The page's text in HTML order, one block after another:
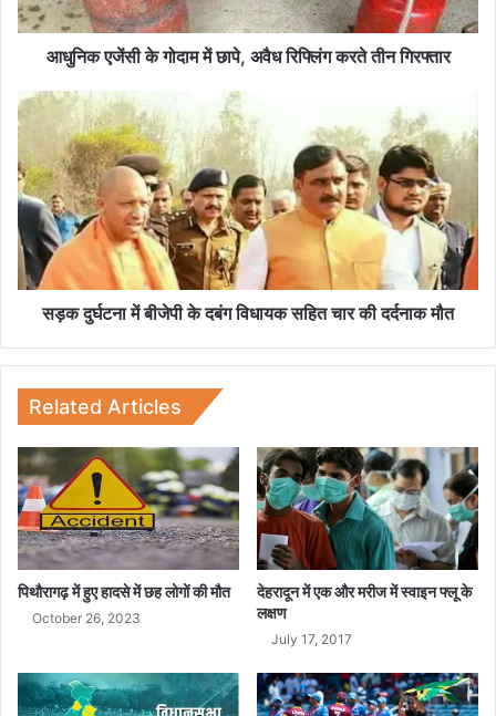
के
गो
में
छा
पे
,
अ
ध
रि
फ्लिं
न
गि
र
फ्ता
र
आधुनिक एजेंसी के गोदाम में छापे, अवैध रिफ्लिंग करते तीन गिरफ्तार
स
ड़
दु
र्घ
ना
में
बी
ग
वि
धा
य
क
स
हि
त
द
र्द
सड़क दुर्घटना में बीजेपी के दबंग विधायक सहित चार की दर्दनाक मौत
Related Articles
पिथौरागढ़ में हुए हादसे में छह लोगों की मौत
October 26, 2023
देहरादून में एक और मरीज में स्वाइन फ्लू के
लक्षण
July 17, 2017